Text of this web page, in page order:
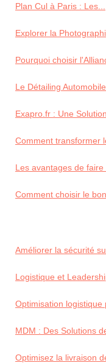
Plan Cul à Paris : Les...
Explorer la
Pourquoi choisir
Le Détailing Automobile
Exapro.fr : Une
Comment transformer
Les avantages de faire
Comment choisir le bon
Améliorer la sécurité
Logistique et
Optimisation logistique
MDM : Des Solutions
Optimisez la livraison